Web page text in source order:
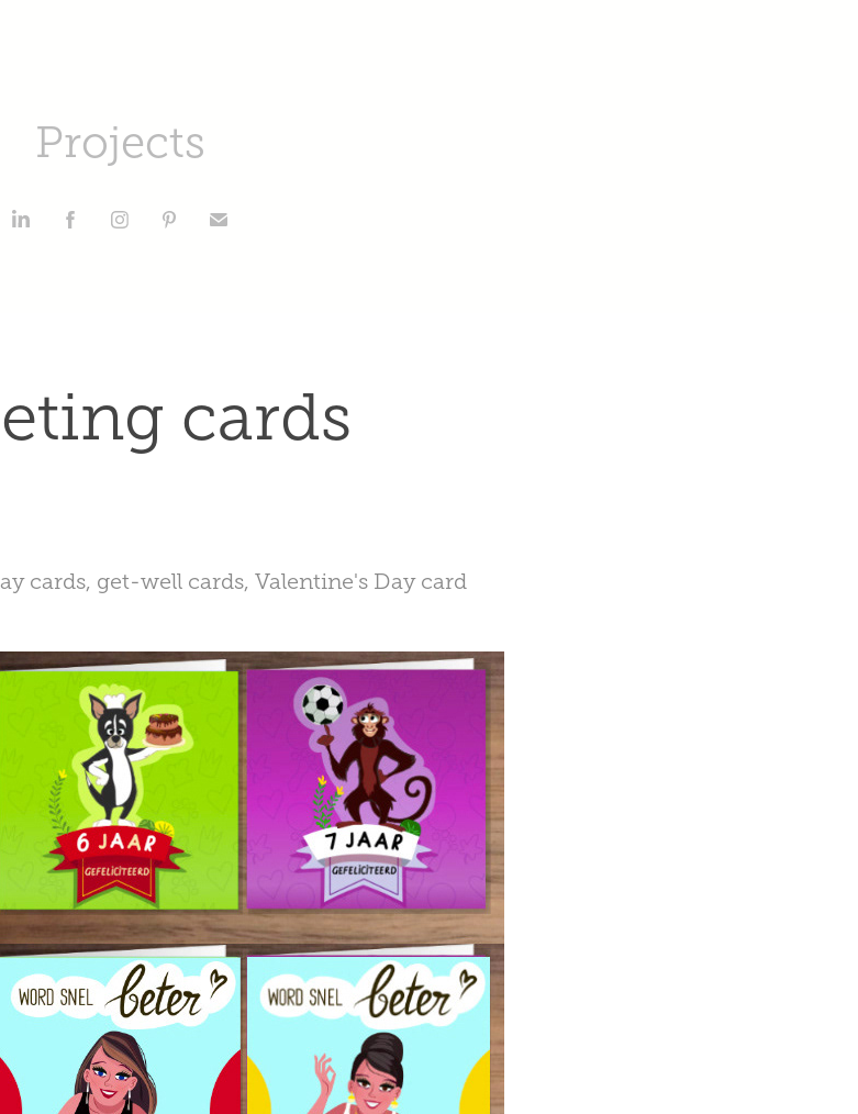
Projects
cards
cards, get-well cards, Valentine's Day card